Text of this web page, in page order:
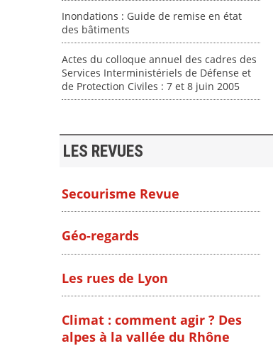
Inondations : Guide de remise en état
des bâtiments
Actes du colloque annuel des cadres des
Services Interministériels de Défense et
de Protection Civiles : 7 et 8 juin 2005
LES REVUES
Secourisme Revue
Géo-regards
Les rues de Lyon
Climat : comment agir ? Des
alpes à la vallée du Rhône